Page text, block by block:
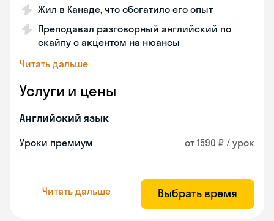
Жил в Канаде, что обогатило его опыт
Преподавал разговорный английский по
скайпу с акцентом на нюансы
Читать дальше
Услуги и цены
Английский язык
Уроки премиум от 1590 ₽ / урок
Читать дальше Выбрать время